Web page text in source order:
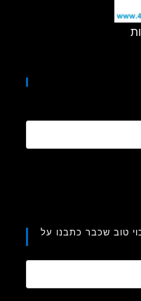
כתבנו על
Escape